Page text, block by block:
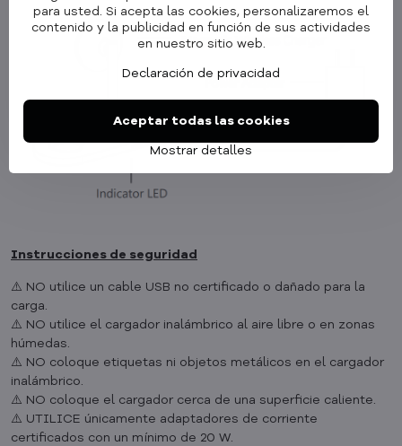
Instrucciones de seguridad
⚠️ NO utilice un cable USB no certificado o dañado para la
carga.
⚠️ NO utilice el cargador inalámbrico al aire libre o en zonas
húmedas.
⚠️ NO coloque etiquetas ni objetos metálicos en el cargador
inalámbrico.
⚠️ NO coloque el cargador cerca de una superficie caliente.
⚠️ UTILICE únicamente adaptadores de corriente
certificados con un mínimo de 20 W.
para usted. Si acepta las cookies, personalizaremos el
contenido y la publicidad en función de sus actividades
en nuestro sitio web.
Declaración de privacidad
Mostrar detalles
Aceptar todas las cookies